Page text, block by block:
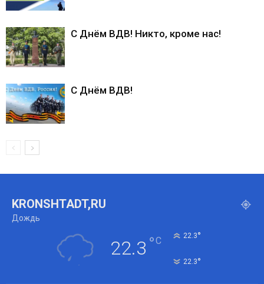
С Днём ВДВ! Никто, кроме нас!
С Днём ВДВ!
KRONSHTADT,RU
Дождь
22.3 °C 22.3°
22.3°